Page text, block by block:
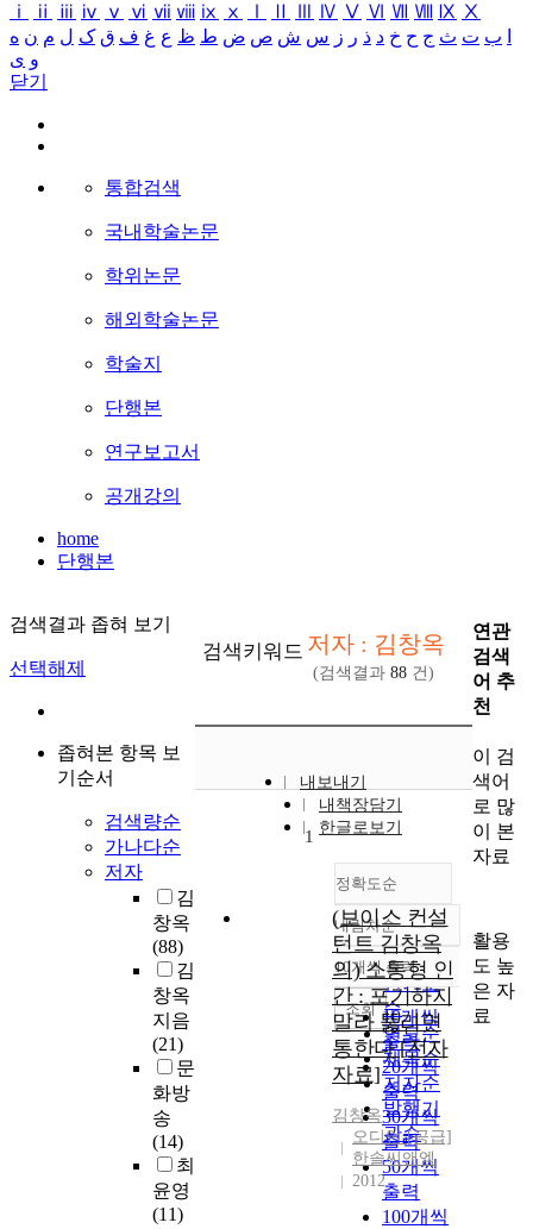
ⅰ
ⅱ ⅲ ⅳ ⅴ ⅵ ⅶ ⅷ ⅸ ⅹ Ⅳ Ⅴ Ⅵ Ⅶ Ⅷ Ⅸ Ⅹ
ب ت ث ج ح خ د ذ ر ز س ش ص ض ط ظ ع غ ف ق ک ل م ن ه
و ی
닫기
통합검색
국내학술논문
학위논문
해외학술논문
학술지
단행본
연구보고서
공개강의
home
단행본
검색결과 좁혀 보기
선택해제
좁혀본 항목 보
기순서
검색량순
가나다순
저자
김
창옥
(88)
김
창옥
지음
(21)
문
화방
송
(14)
최
윤영
(11)
검색키워드 저자 : 김창옥
(검색결과 88 건)
내보내기
내책장담기
한글로보기
정확도순
정확도
순
인기도
순
연도순
제목순
저자순
발행기
관순
내림차순
내림차순
10개씩 출력
10개씩
출력
20개씩
출력
30개씩
출력
50개씩
출력
100개씩
조회
1
(보이스 컨설
턴트 김창옥
의) 소통형 인
간 : 포기하지
말라 뚫리면
통한다 [전자
자료]
김창옥
오디언 [공급]
한솔씨앤엠
2012
연관
검색
어 추
천
이 검
색어
로 많
이 본
자료
활용
도 높
은 자
료